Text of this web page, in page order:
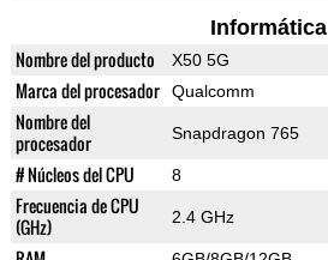
Informática
Nombre del producto X50 5G
Marca del procesador Qualcomm
Nombre del
procesador
Snapdragon 765
# Núcleos del CPU 8
Frecuencia de CPU
(GHz)
2.4 GHz